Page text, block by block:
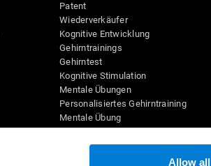
Allow all
Patent
Wiederverkäufer
Kognitive Entwicklung
Gehirntrainings
Gehirntest
Kognitive Stimulation
Mentale Übungen
Personalisiertes Gehirntraining
Mentale Übung
Leseverständnis